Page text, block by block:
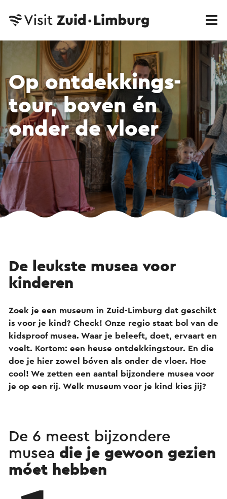
Op ontdekkings­
tour, boven én
onder de vloer
De leukste musea voor
kinderen
Zoek je een museum in Zuid-Limburg dat geschikt
is voor je kind? Check! Onze regio staat bol van de
kidsproof musea. Waar je beleeft, doet, ervaart en
voelt. Kortom: een heuse ontdekkingstour. En die
doe je hier zowel bóven als onder de vloer. Hoe
cool! We zetten een aantal bijzondere musea voor
je op een rij. Welk museum voor je kind kies jij?
De 6 meest bijzondere
musea die je gewoon gezien
móet hebben